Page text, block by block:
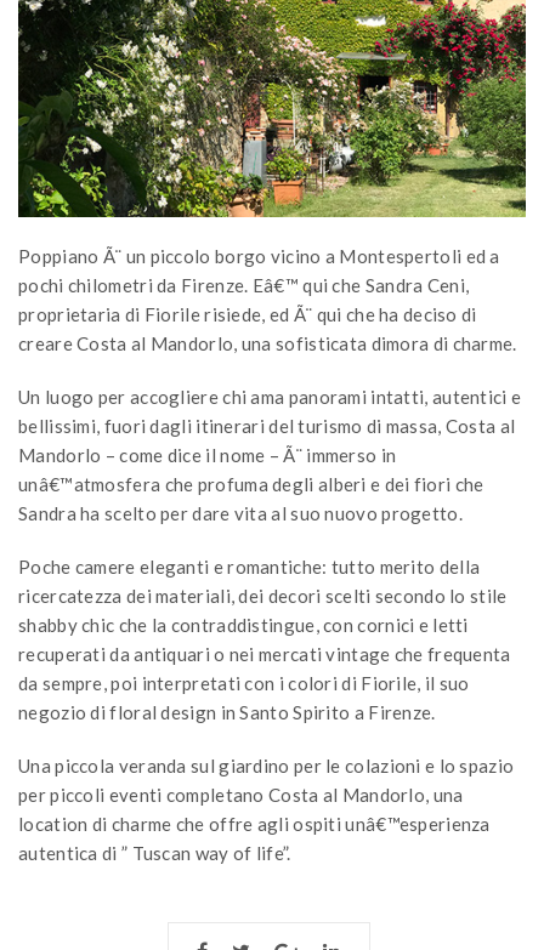
Poppiano Ã¨ un piccolo borgo vicino a Montespertoli ed a
pochi chilometri da Firenze. Eâ€™ qui che Sandra Ceni,
proprietaria di Fiorile risiede, ed Ã¨ qui che ha deciso di
creare Costa al Mandorlo, una sofisticata dimora di charme.
Un luogo per accogliere chi ama panorami intatti, autentici e
bellissimi, fuori dagli itinerari del turismo di massa, Costa al
Mandorlo – come dice il nome – Ã¨ immerso in
unâ€™atmosfera che profuma degli alberi e dei fiori che
Sandra ha scelto per dare vita al suo nuovo progetto.
Poche camere eleganti e romantiche: tutto merito della
ricercatezza dei materiali, dei decori scelti secondo lo stile
shabby chic che la contraddistingue, con cornici e letti
recuperati da antiquari o nei mercati vintage che frequenta
da sempre, poi interpretati con i colori di Fiorile, il suo
negozio di floral design in Santo Spirito a Firenze.
Una piccola veranda sul giardino per le colazioni e lo spazio
per piccoli eventi completano Costa al Mandorlo, una
location di charme che offre agli ospiti unâ€™esperienza
autentica di ” Tuscan way of life”.